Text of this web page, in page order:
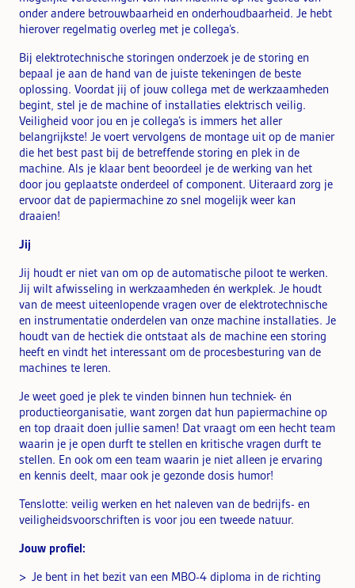
onder andere betrouwbaarheid en onderhoudbaarheid. Je hebt
hierover regelmatig overleg met je collega’s.
Bij elektrotechnische storingen onderzoek je de storing en
bepaal je aan de hand van de juiste tekeningen de beste
oplossing. Voordat jij of jouw collega met de werkzaamheden
begint, stel je de machine of installaties elektrisch veilig.
Veiligheid voor jou en je collega’s is immers het aller
belangrijkste! Je voert vervolgens de montage uit op de manier
die het best past bij de betreffende storing en plek in de
machine. Als je klaar bent beoordeel je de werking van het
door jou geplaatste onderdeel of component. Uiteraard zorg je
ervoor dat de papiermachine zo snel mogelijk weer kan
draaien!
Jij
Jij houdt er niet van om op de automatische piloot te werken.
Jij wilt afwisseling in werkzaamheden én werkplek. Je houdt
van de meest uiteenlopende vragen over de elektrotechnische
en instrumentatie onderdelen van onze machine installaties. Je
houdt van de hectiek die ontstaat als de machine een storing
heeft en vindt het interessant om de procesbesturing van de
machines te leren.
Je weet goed je plek te vinden binnen hun techniek- én
productieorganisatie, want zorgen dat hun papiermachine op
en top draait doen jullie samen! Dat vraagt om een hecht team
waarin je je open durft te stellen en kritische vragen durft te
stellen. En ook om een team waarin je niet alleen je ervaring
en kennis deelt, maar ook je gezonde dosis humor!
Tenslotte: veilig werken en het naleven van de bedrijfs- en
veiligheidsvoorschriften is voor jou een tweede natuur.
Jouw profiel:
Je bent in het bezit van een MBO-4 diploma in de richting